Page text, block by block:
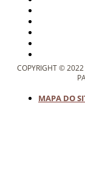
COPYRIGHT © 2022
MAPA DO